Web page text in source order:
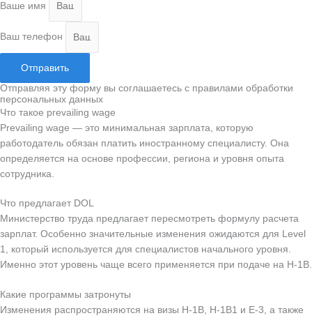
Ваше имя
Ваш телефон
Отправить
Отправляя эту форму вы соглашаетесь с правилами обработки
персональных данных
Что такое prevailing wage
Prevailing wage — это минимальная зарплата, которую
работодатель обязан платить иностранному специалисту. Она
определяется на основе профессии, региона и уровня опыта
сотрудника.
Что предлагает DOL
Министерство труда предлагает пересмотреть формулу расчета
зарплат. Особенно значительные изменения ожидаются для Level
1, который используется для специалистов начального уровня.
Именно этот уровень чаще всего применяется при подаче на H-1B.
Какие программы затронуты
Изменения распространяются на визы H-1B, H-1B1 и E-3, а также